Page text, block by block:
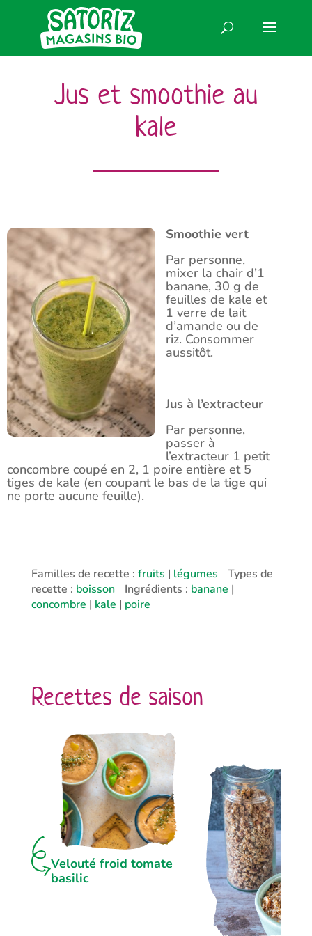
Jus et smoothie au
kale
Smoothie vert
Par personne,
mixer la chair d’1
banane, 30 g de
feuilles de kale et
1 verre de lait
d’amande ou de
riz. Consommer
aussitôt.
Jus à l’extracteur
Par personne,
passer à
l’extracteur 1 petit
concombre coupé en 2, 1 poire entière et 5
tiges de kale (en coupant le bas de la tige qui
ne porte aucune feuille).
Familles de recette : fruits | légumes
Types de
recette : boisson Ingrédients : banane |
concombre | kale | poire
Recettes de saison
Velouté froid tomate
basilic